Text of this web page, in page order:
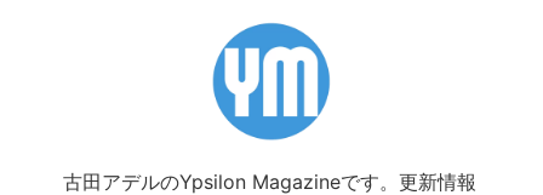
古田アデルのYpsilon Magazineです。更新情報